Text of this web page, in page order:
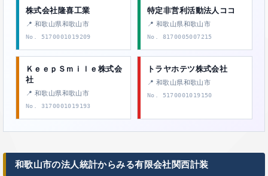
株式会社隆喜工業
📍 和歌山県和歌山市
No. 5170001019209
特定非営利活動法人ココ
📍 和歌山県和歌山市
No. 8170005007215
ＫｅｅｐＳｍｉｌｅ株式会
社
📍 和歌山県和歌山市
No. 3170001019193
トラヤホテツ株式会社
📍 和歌山県和歌山市
No. 5170001019150
和歌山市の法人統計からみる有限会社関西計装